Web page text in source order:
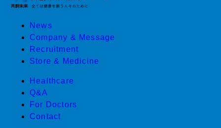
News
Company & Message
Recruitment
Store & Medicine
Healthcare
Q&A
For Doctors
Contact